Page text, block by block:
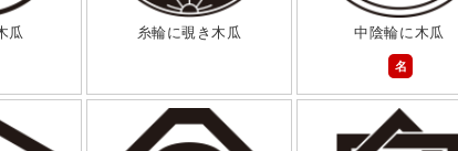
瓜
糸輪に覗き木瓜
中陰輪に木瓜
名